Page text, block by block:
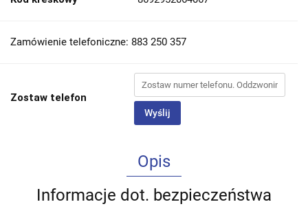
Zamówienie telefoniczne: 883 250 357
Zostaw telefon
Wyślij
Opis
Informacje dot. bezpieczeństwa